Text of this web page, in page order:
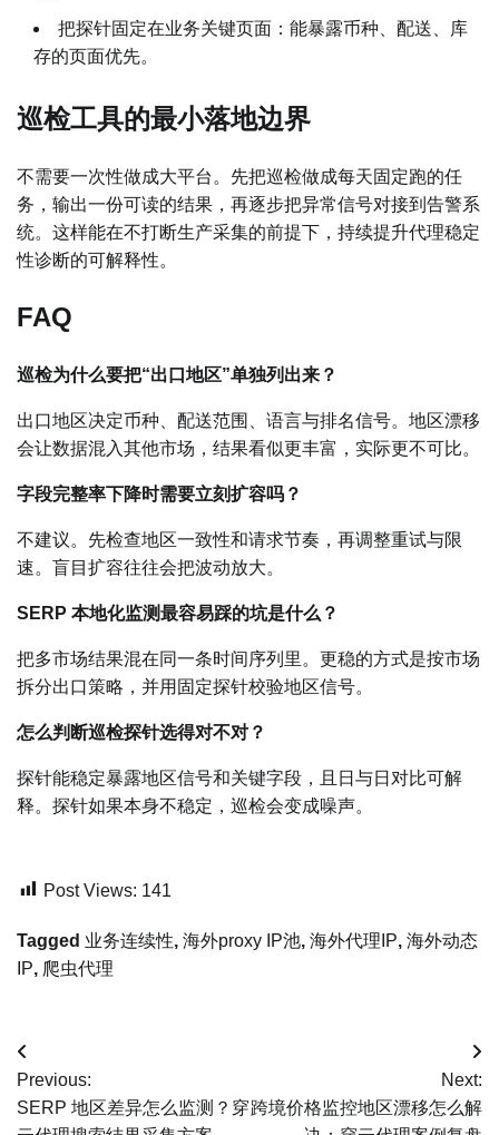
把探针固定在业务关键页面：能暴露币种、配送、库
存的页面优先。
巡检工具的最小落地边界
不需要一次性做成大平台。先把巡检做成每天固定跑的任
务，输出一份可读的结果，再逐步把异常信号对接到告警系
统。这样能在不打断生产采集的前提下，持续提升代理稳定
性诊断的可解释性。
FAQ
巡检为什么要把“出口地区”单独列出来？
出口地区决定币种、配送范围、语言与排名信号。地区漂移
会让数据混入其他市场，结果看似更丰富，实际更不可比。
字段完整率下降时需要立刻扩容吗？
不建议。先检查地区一致性和请求节奏，再调整重试与限
速。盲目扩容往往会把波动放大。
SERP 本地化监测最容易踩的坑是什么？
把多市场结果混在同一条时间序列里。更稳的方式是按市场
拆分出口策略，并用固定探针校验地区信号。
怎么判断巡检探针选得对不对？
探针能稳定暴露地区信号和关键字段，且日与日对比可解
释。探针如果本身不稳定，巡检会变成噪声。
Post Views: 141
Tagged 业务连续性, 海外proxy IP池, 海外代理IP, 海外动态
IP, 爬虫代理
文
章
Previous:
SERP 地区差异怎么监测？穿
Next:
跨境价格监控地区漂移怎么解